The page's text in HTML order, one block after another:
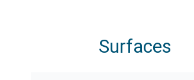
Surfaces